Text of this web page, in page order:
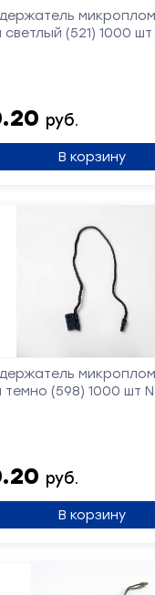
(521) 1000 шт
руб.
В корзину
(598) 1000 шт
руб.
В корзину